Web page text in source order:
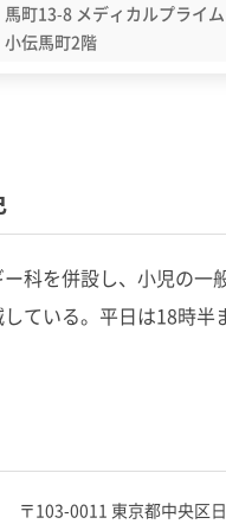
馬町13-8 メディカルプライ
小伝馬町2階
科を併設し、小児の
ている。平日は18時半
〒103-0011 東京都中央区